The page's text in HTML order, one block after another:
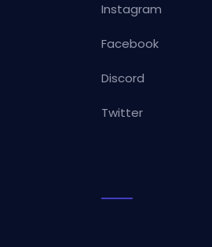
Instagram
Facebook
Discord
Twitter